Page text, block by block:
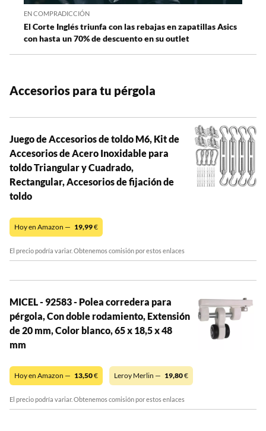
EN COMPRADICCIÓN
El Corte Inglés triunfa con las rebajas en zapatillas Asics
con hasta un 70% de descuento en su outlet
Accesorios para tu pérgola
Juego de Accesorios de toldo M6, Kit de
Accesorios de Acero Inoxidable para
toldo Triangular y Cuadrado,
Rectangular, Accesorios de fijación de
toldo
Hoy en Amazon — 19,99€
El precio podría variar. Obtenemos comisión por estos enlaces
MICEL - 92583 - Polea corredera para
pérgola, Con doble rodamiento, Extensión
de 20 mm, Color blanco, 65 x 18,5 x 48
mm
Hoy en Amazon — 13,50€ Leroy Merlin — 19,80€
El precio podría variar. Obtenemos comisión por estos enlaces